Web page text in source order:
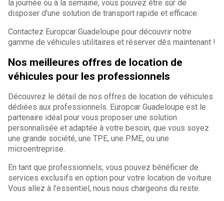
la journée ou à la semaine, vous pouvez être sûr de
disposer d'une solution de transport rapide et efficace.
Contactez Europcar Guadeloupe pour découvrir notre
gamme de véhicules utilitaires et réserver dès maintenant !
Nos meilleures offres de location de
véhicules pour les professionnels
Découvrez le détail de nos offres de location de véhicules
dédiées aux professionnels. Europcar Guadeloupe est le
partenaire idéal pour vous proposer une solution
personnalisée et adaptée à votre besoin, que vous soyez
une grande société, une TPE, une PME, ou une
microentreprise.
En tant que professionnels, vous pouvez bénéficier de
services exclusifs en option pour votre location de voiture.
Vous allez à l'essentiel, nous nous chargeons du reste.